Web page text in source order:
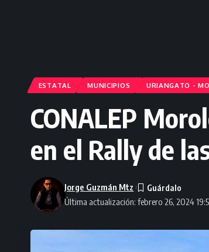
ESTATAL MUNICIPIOS URIANGATO -
CONALEP
en el Rally de
Última actualización: febrero 26, 2024
Jorge Guzmán Mtz